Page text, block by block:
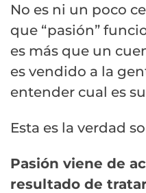
No es ni un poco
que “pasión”
es más que un
es vendido a la
entender cual es
Esta es la verdad
Pasión viene de
resultado de